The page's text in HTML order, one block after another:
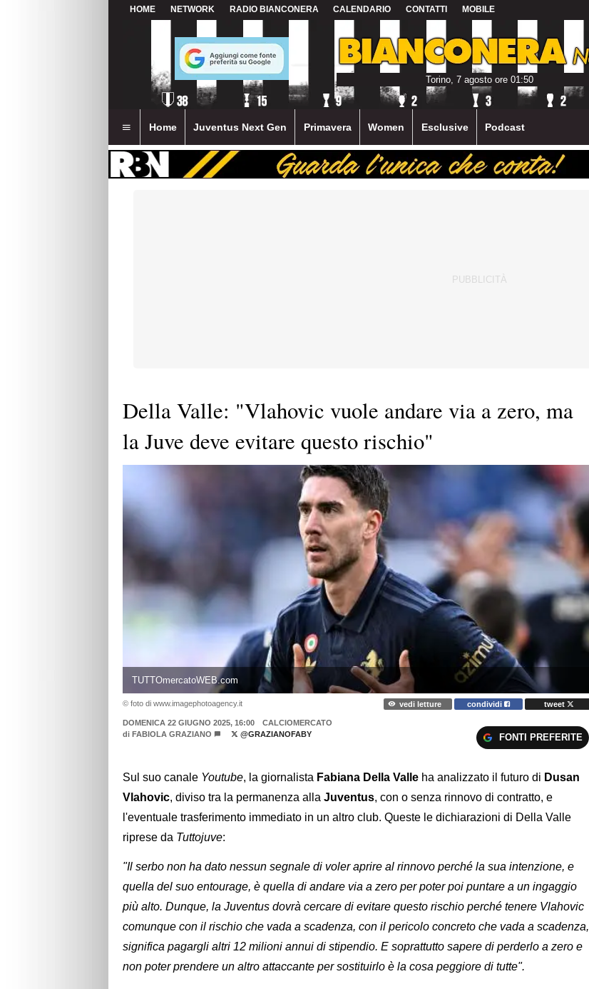
HOME NETWORK RADIO BIANCONERA CALENDARIO CONTATTI MOBILE
Torino, 7 agosto ore 01:50
Home Juventus Next Gen Primavera Women Esclusive Podcast
Della Valle: "Vlahovic vuole andare via a zero, ma
la Juve deve evitare questo rischio"
TUTTOmercatoWEB.com
© foto di www.imagephotoagency.it vedi letture condividi tweet
DOMENICA 22 GIUGNO 2025, 16:00
CALCIOMERCATO
di FABIOLA GRAZIANO @GRAZIANOFABY FONTI PREFERITE
Sul suo canale Youtube, la giornalista Fabiana Della Valle ha analizzato il futuro di Dusan
Vlahovic, diviso tra la permanenza alla Juventus, con o senza rinnovo di contratto, e
l'eventuale trasferimento immediato in un altro club. Queste le dichiarazioni di Della Valle
riprese da Tuttojuve:
"Il serbo non ha dato nessun segnale di voler aprire al rinnovo perché la sua intenzione, e
quella del suo entourage, è quella di andare via a zero per poter poi puntare a un ingaggio
più alto. Dunque, la Juventus dovrà cercare di evitare questo rischio perché tenere Vlahovic
comunque con il rischio che vada a scadenza, con il pericolo concreto che vada a scadenza,
significa pagargli altri 12 milioni annui di stipendio. E soprattutto sapere di perderlo a zero e
non poter prendere un altro attaccante per sostituirlo è la cosa peggiore di tutte".